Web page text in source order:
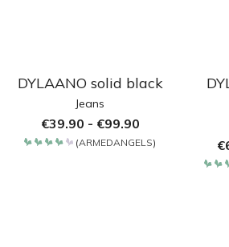
DYLAANO solid black
Jeans
€39.90 - €99.90
(ARMEDANGELS) €